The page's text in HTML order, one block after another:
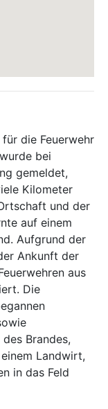
die Feuerwehr
bei
gemeldet,
Kilometer
und der
auf einem
Aufgrund der
Ankunft der
aus
Die
Brandes,
Landwirt,
in das Feld